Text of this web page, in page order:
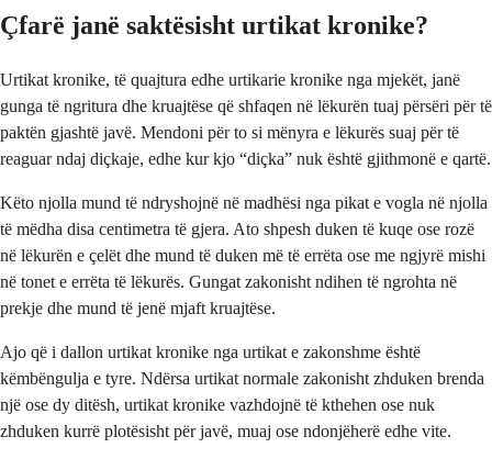
Çfarë janë saktësisht urtikat kronike?
Urtikat kronike, të quajtura edhe urtikarie kronike nga mjekët, janë
gunga të ngritura dhe kruajtëse që shfaqen në lëkurën tuaj përsëri për të
paktën gjashtë javë. Mendoni për to si mënyra e lëkurës suaj për të
reaguar ndaj diçkaje, edhe kur kjo “diçka” nuk është gjithmonë e qartë.
Këto njolla mund të ndryshojnë në madhësi nga pikat e vogla në njolla
të mëdha disa centimetra të gjera. Ato shpesh duken të kuqe ose rozë
në lëkurën e çelët dhe mund të duken më të errëta ose me ngjyrë mishi
në tonet e errëta të lëkurës. Gungat zakonisht ndihen të ngrohta në
prekje dhe mund të jenë mjaft kruajtëse.
Ajo që i dallon urtikat kronike nga urtikat e zakonshme është
këmbëngulja e tyre. Ndërsa urtikat normale zakonisht zhduken brenda
një ose dy ditësh, urtikat kronike vazhdojnë të kthehen ose nuk
zhduken kurrë plotësisht për javë, muaj ose ndonjëherë edhe vite.